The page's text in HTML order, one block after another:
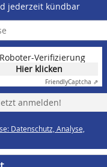
jederzeit kündbar
Verifizierung
Hier klicken
FriendlyCaptcha ⇗
anmelden!
Datenschutz, Analyse,